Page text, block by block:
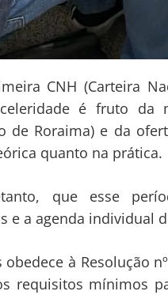
CNH (Carteira
é fruto da
de Roraima) e da
quanto na prática.
que esse
e a agenda individual
à Resolução
requisitos mínimos